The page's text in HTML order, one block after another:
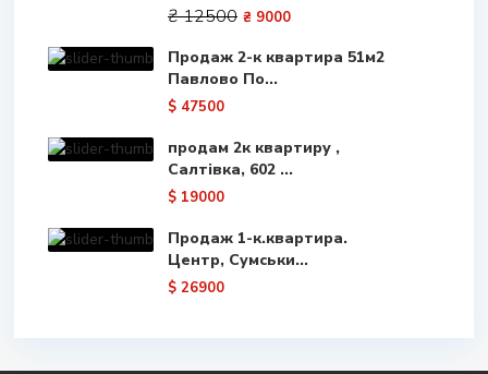
₴ 12500 ₴ 9000
Продаж 2-к квартира 51м2
Павлово По...
$ 47500
продам 2к квартиру ,
Салтівка, 602 ...
$ 19000
Продаж 1-к.квартира.
Центр, Сумськи...
$ 26900